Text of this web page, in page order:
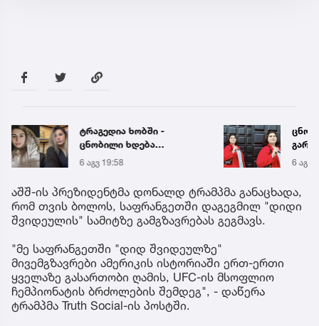
ტრაგედია ხობში -
ცნობილი ხდება
დაღუპული დედა-შვილის
ვინაობა
6 აგვ 19:58 6 აგვ
აშშ-ის პრეზიდენტმა დონალდ ტრამპმა განაცხადა,
რომ თვის ბოლოს, საფრანგეთში დაგეგმილ "დიდი
შვიდეულის" სამიტზე გამგზავრებას გეგმავს.
"მე საფრანგეთში "დიდ შვიდეულზე"
მივემგზავრები ამერიკის ისტორიაში ერთ-ერთი
ყველაზე გასართობი ღამის, UFC-ის მსოფლიო
ჩემპიონატის ბრძოლების შემდეგ", - დაწერა
ტრამპმა Truth Social-ის პოსტში.